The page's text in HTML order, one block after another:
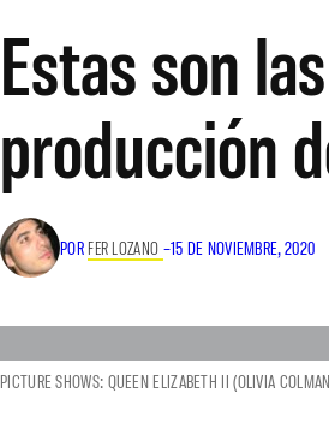
Estas son
producción
POR FER LOZANO –15 DE NOVIEMBRE, 2020
PICTURE SHOWS: QUEEN ELIZABETH II (OLIVIA